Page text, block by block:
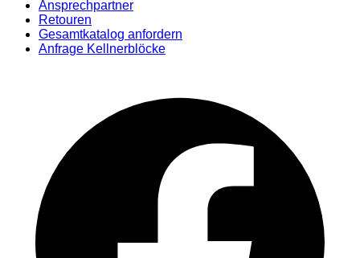
Ansprechpartner
Retouren
Gesamtkatalog anfordern
Anfrage Kellnerblöcke